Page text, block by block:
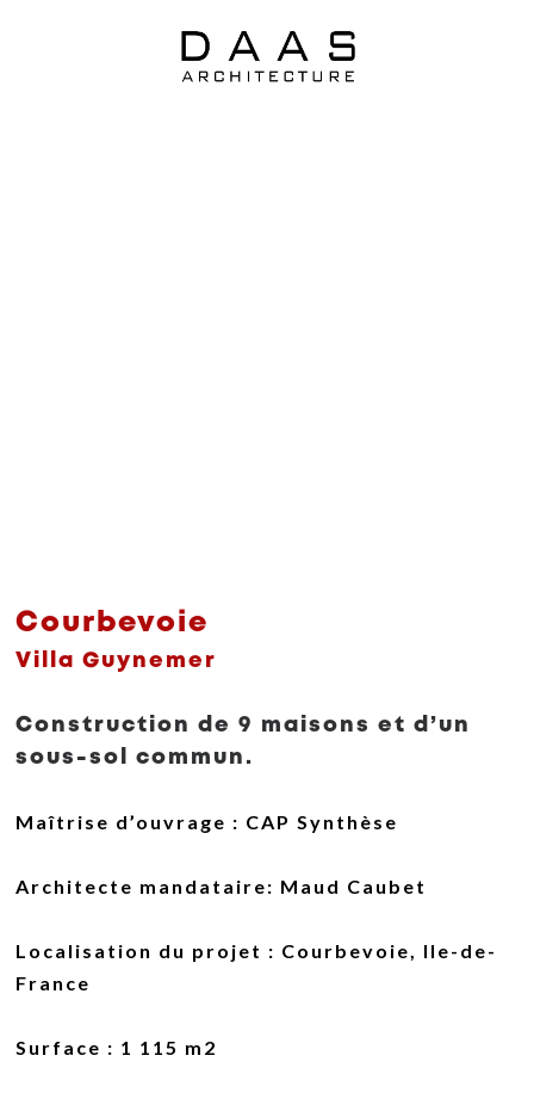
Courbevoie
Villa Guynemer
Construction de 9 maisons et d’un
sous-sol commun.
Maîtrise d’ouvrage : CAP Synthèse
Architecte mandataire: Maud Caubet
Localisation du projet : Courbevoie, Ile-de-
France
Surface : 1 115 m2